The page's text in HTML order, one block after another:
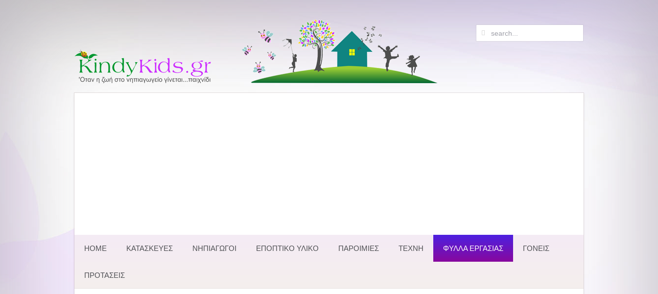
HOME ΚΑΤΑΣΚΕΥΕΣ ΝΗΠΙΑΓΩΓΟΙ ΕΠΟΠΤΙΚΟ ΥΛΙΚΟ ΠΑΡΟΙΜΙΕΣ ΤΕΧΝΗ ΦΥΛΛΑ ΕΡΓΑΣΙΑΣ ΓΟΝΕΙΣ
ΠΡΟΤΑΣΕΙΣ